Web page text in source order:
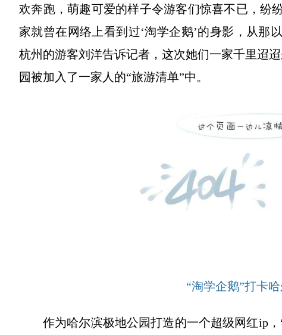
欢奔跑，萌趣可爱的样子令游客们惊喜不已，纷
家就曾在网络上看到过‘淘学企鹅’的身影，从那
杭州的游客刘洋告诉记者，这次她们一家千里迢
园被加入了一家人的“旅游清单”中。
“淘学企鹅”打卡
作为哈尔滨极地公园打造的一个超级网红ip